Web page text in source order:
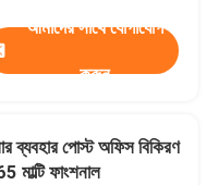
আমাদের সাথে যোগাযোগ
করুন
ব্যবহার পোস্ট অফিস বিকিরণ
ফাংশনাল